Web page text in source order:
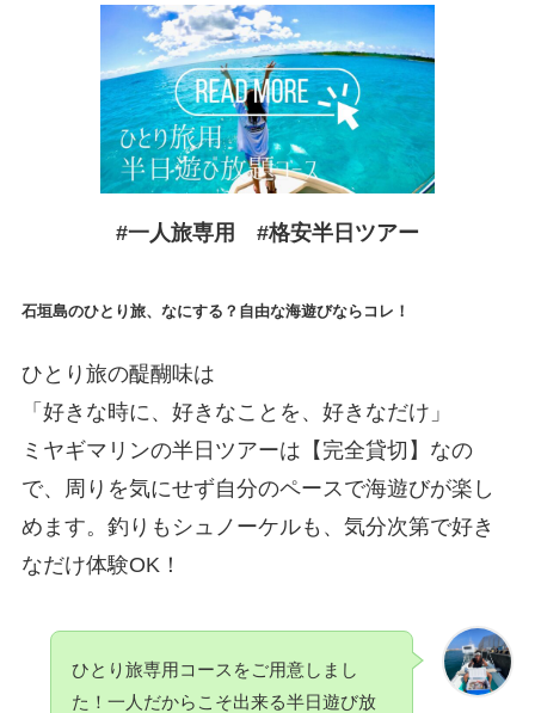
#一人旅専用 #格安半日ツアー
石垣島のひとり旅、なにする？自由な海遊びならコレ！
ひとり旅の醍醐味は
「好きな時に、好きなことを、好きなだけ」
ミヤギマリンの半日ツアーは【完全貸切】なの
で、周りを気にせず自分のペースで海遊びが楽し
めます。釣りもシュノーケルも、気分次第で好き
なだけ体験OK！
ひとり旅専用コースをご用意しまし
た！一人だからこそ出来る半日遊び放